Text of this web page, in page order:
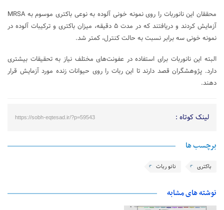
محققان این نانوربات را روی نمونه خونی آلوده به نوعی باکتری موسوم به MRSA
آزمایش کردند و دریافتند که در مدت ۵ دقیقه، میزان باکتری و ترکیبات آلوده در
نمونه‌ خونی سه برابر نسبت به حالت کنترل، کمتر شد.
البته این نانوربات برای استفاده در عفونت‌های مختلف نیاز به تحقیقات بیشتری
دارد. پژوهشگران قصد دارند تا این ربات را روی حیوانات زنده مورد آزمایش قرار
دهند.
لینک کوتاه : https://sobh-eqtesad.ir/?p=59543
برچسب ها
باکتری نانو ربات
نوشته های مشابه